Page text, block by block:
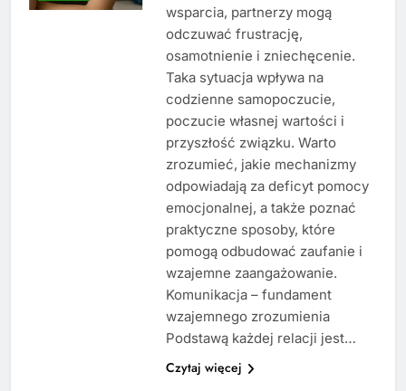
wsparcia, partnerzy mogą
odczuwać frustrację,
osamotnienie i zniechęcenie.
Taka sytuacja wpływa na
codzienne samopoczucie,
poczucie własnej wartości i
przyszłość związku. Warto
zrozumieć, jakie mechanizmy
odpowiadają za deficyt pomocy
emocjonalnej, a także poznać
praktyczne sposoby, które
pomogą odbudować zaufanie i
wzajemne zaangażowanie.
Komunikacja – fundament
wzajemnego zrozumienia
Podstawą każdej relacji jest…
Czytaj więcej